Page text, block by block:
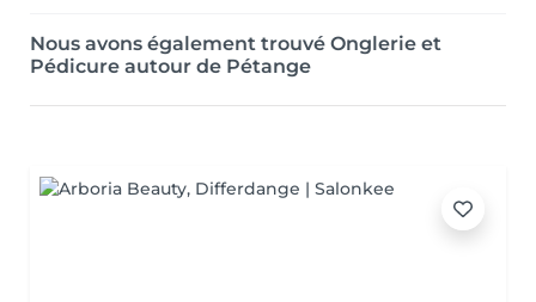
Nous avons également trouvé Onglerie et
Pédicure autour de Pétange